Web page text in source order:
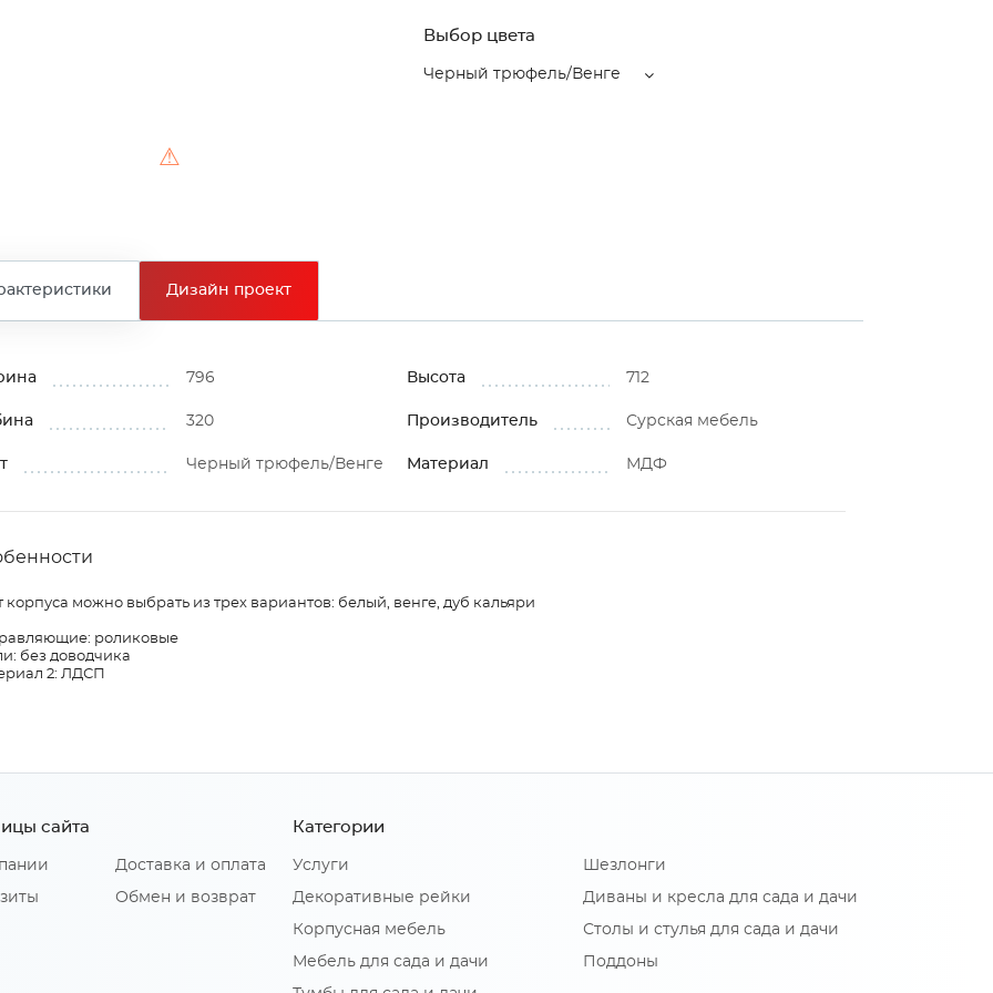
⚠
Выбор цвета
Черный трюфель/Венге
Дизайн проект
796 Высота 712
320 Производитель Сурская мебель
Черный трюфель/Венге Материал МДФ
корпуса можно выбрать из трех вариантов: белый, венге, дуб кальяри
роликовые
без доводчика
2: ЛДСП
сайта
Доставка и оплата
Обмен и возврат
Категории
Услуги
Декоративные рейки
Корпусная мебель
Мебель для сада и дачи
Шезлонги
Диваны и кресла для сада и дачи
Столы и стулья для сада и дачи
Поддоны